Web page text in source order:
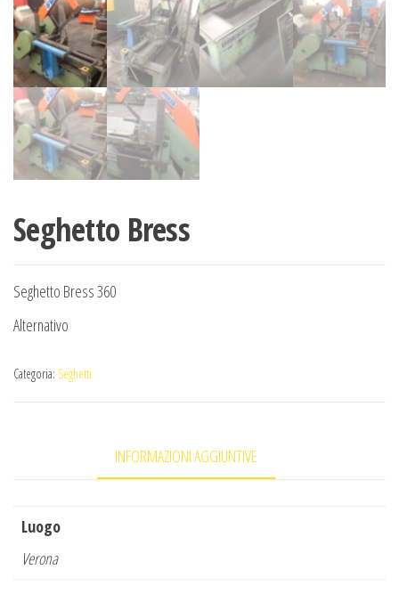
Seghetto Bress
Seghetto Bress 360
Alternativo
Categoria: Seghetti
INFORMAZIONI AGGIUNTIVE
Luogo
Verona